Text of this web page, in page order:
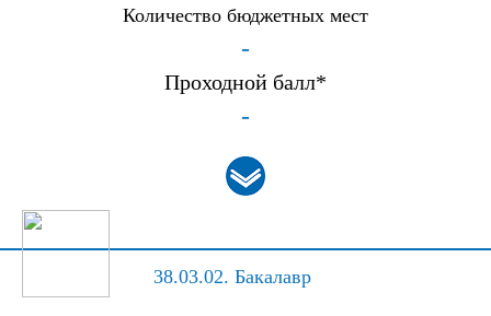
Количество бюджетных мест
-
Проходной балл*
-
38.03.02. Бакалавр